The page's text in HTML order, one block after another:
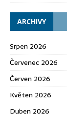
ARCHIVY
Srpen 2026
Červenec 2026
Červen 2026
Květen 2026
Duben 2026